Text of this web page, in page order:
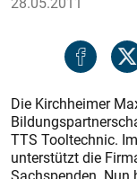
Die Kirchheimer
TTS Tooltechnic.
unterstützt die